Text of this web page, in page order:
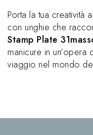
Porta la tua creatività
con unghie che
Stamp Plate
manicure in un’opera
viaggio nel mondo